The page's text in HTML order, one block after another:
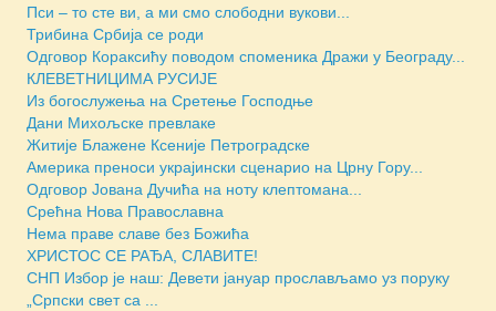
Пси – то сте ви, а ми смо слободни вукови...
Трибина Србија се роди
Одговор Кораксићу поводом споменика Дражи у Београду...
КЛЕВЕТНИЦИМА РУСИЈЕ
Из богослужења на Сретење Господње
Дани Михољске превлаке
Житије Блажене Ксеније Петроградске
Америка преноси украјински сценарио на Црну Гору...
Одговор Јована Дучића на ноту клептомана...
Срећна Нова Православна
Нема праве славе без Божића
ХРИСТОС СЕ РАЂА, СЛАВИТЕ!
СНП Избор је наш: Девети јануар прослављамо уз поруку
„Српски свет са ...